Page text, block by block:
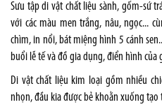
Sưu tập di vật chất liệu sành, gốm-sứ
với các màu men trắng, nâu, ngọc...
chìm, in nổi, bát miệng hình 5 cánh
buổi lễ tế và đồ gia dụng, điển hình của
Di vật chất liệu kim loại gồm nhiều
nhọn, đầu kia được bẻ khoằn xuống